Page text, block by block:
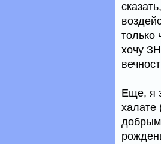
только
хочу
Еще, я
халате
добрым